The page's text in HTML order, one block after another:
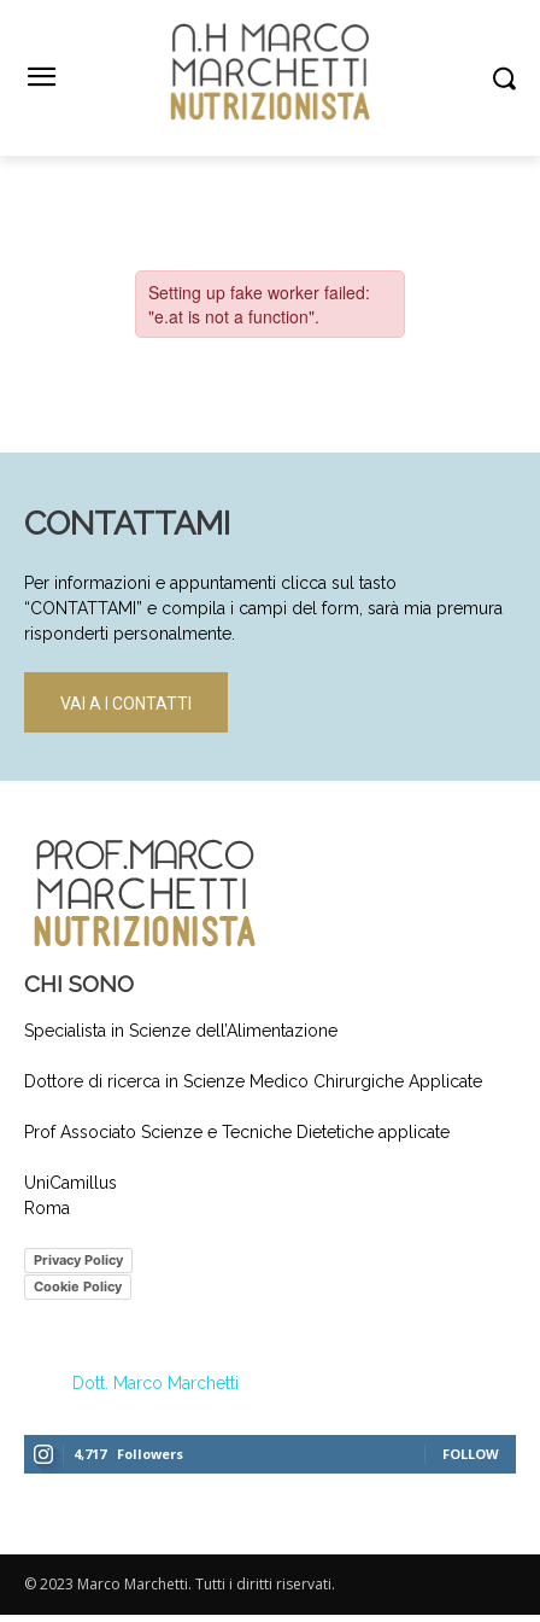
CONTATTAMI
Per informazioni e appuntamenti clicca sul tasto
“CONTATTAMI” e compila i campi del form, sarà mia premura
risponderti personalmente.
VAI A I CONTATTI
CHI SONO
Specialista in Scienze dell’Alimentazione
Dottore di ricerca in Scienze Medico Chirurgiche Applicate
Prof Associato Scienze e Tecniche Dietetiche applicate
UniCamillus
Roma
Privacy Policy
Cookie Policy
Dott. Marco Marchetti
4,717 Followers FOLLOW
© 2023 Marco Marchetti. Tutti i diritti riservati.